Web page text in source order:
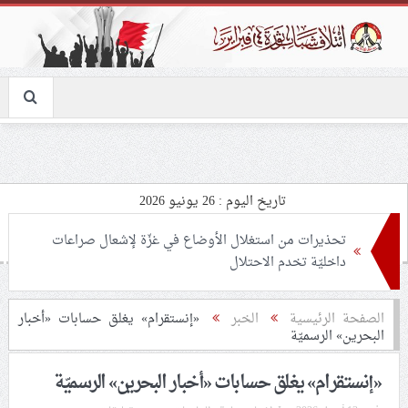
تاريخ اليوم : 26 يونيو 2026
تحذيرات من استغلال الأوضاع في غزّة لإشعال صراعات
داخليّة تخدم الاحتلال
ملفّ إنسانيّ مؤلم.. الأسيرات الفلسطينيّات بين القمع
والإهمال الطبي
55 مأتمًا وحسينيّة يعترضون على الإجراءات القمعيّة للنظام
الصفحة الرئيسية الخبر «إنستقرام» يغلق حسابات «أخبار
البحرين» الرسميّة
«إنستقرام» يغلق حسابات «أخبار البحرين» الرسميّة